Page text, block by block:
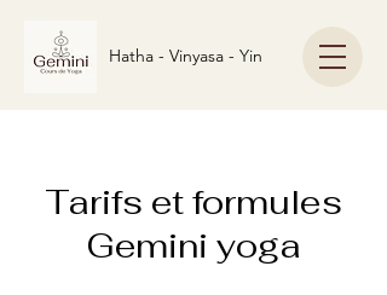
Hatha - Vinyasa - Yin
Tarifs et formules
Gemini yoga